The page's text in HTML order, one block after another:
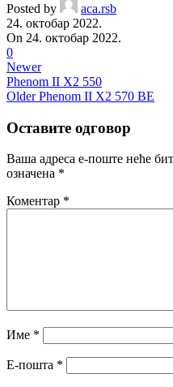
Posted by
aca.rsb
24. октобар 2022.
On 24. октобар 2022.
0
Newer
Phenom II X2 550
Older Phenom II X2 570 BE
Оставите одговор
Ваша адреса е-поште неће
означена *
Коментар *
Име *
Е-пошта *